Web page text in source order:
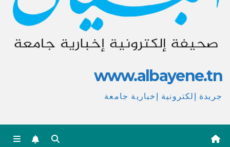
www.albayene.tn
جريدة إلكترونية إخبارية جامعة